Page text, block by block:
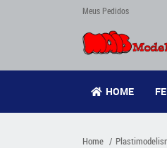
Meus Pedidos
HOME
Home